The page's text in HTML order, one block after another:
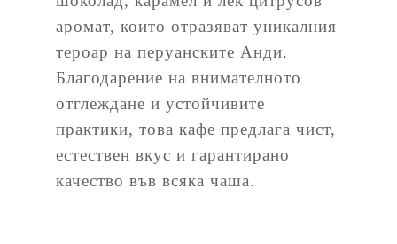
аромат, които отразяват уникалния
тероар на перуанските Анди.
Благодарение на внимателното
отглеждане и устойчивите
практики, това кафе предлага чист,
естествен вкус и гарантирано
качество във всяка чаша.